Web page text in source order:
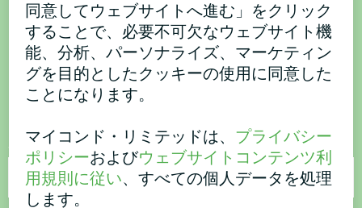
ご購入またはご質問はこち
ら
お問い合わせください。
名称
同意してウェブサイトへ進む」をクリック
することで、必要不可欠なウェブサイト機
能、分析、パーソナライズ、マーケティン
グを目的としたクッキーの使用に同意した
ことになります。
マイコンド・リミテッドは、 プライバシー
ポリシーおよびウェブサイトコンテンツ利
用規則に従い、すべての個人データを処理
します。